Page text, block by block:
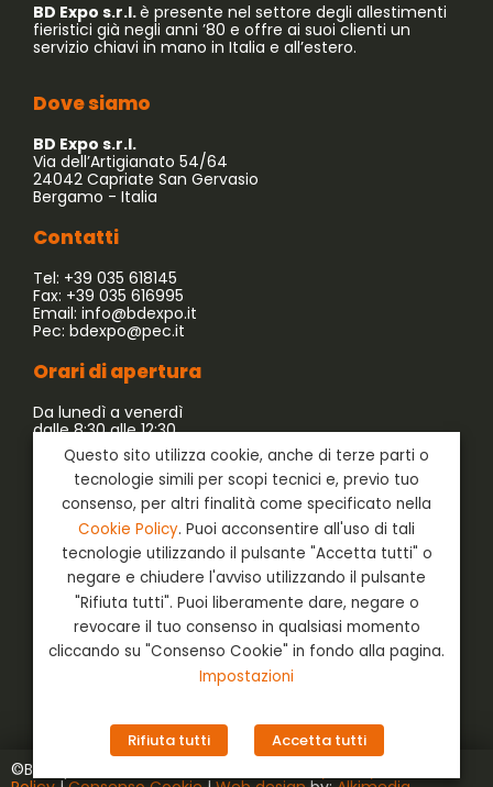
BD Expo s.r.l.è presente nel settore degli allestimenti
fieristici già negli anni ’80 e offre ai suoi clienti un
servizio chiavi in mano in Italia e all’estero.
Dove siamo
BD Expo s.r.l.
Via dell’Artigianato 54/64
24042 Capriate San Gervasio
Bergamo - Italia
Contatti
Tel: +39 035 618145
Fax: +39 035 616995
Email: info@bdexpo.it
Pec: bdexpo@pec.it
Orari di apertura
Da lunedì a venerdì
dalle 8:30 alle 12:30
dalle 13:30 alle 17:30
Azienda associata a:
©BD Expo s.r.l. | P.Iva ‭02129890162‬ |
Questo sito utilizza cookie, anche di terze parti o
tecnologie simili per scopi tecnici e, previo tuo
consenso, per altri finalità come specificato nella
Cookie Policy. Puoi acconsentire all'uso di tali
tecnologie utilizzando il pulsante "Accetta tutti" o
negare e chiudere l'avviso utilizzando il pulsante
"Rifiuta tutti". Puoi liberamente dare, negare o
revocare il tuo consenso in qualsiasi momento
cliccando su "Consenso Cookie" in fondo alla pagina.
Impostazioni
Rifiuta tutti Accetta tutti